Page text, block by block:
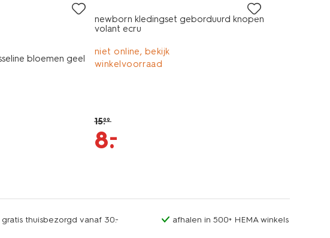
bloemen geel
newborn kledingset geborduurd knopen
volant ecru
niet online, bekijk
winkelvoorraad
15.99
8.
–
gratis thuisbezorgd vanaf 30.- afhalen in 500+ HEMA winkels